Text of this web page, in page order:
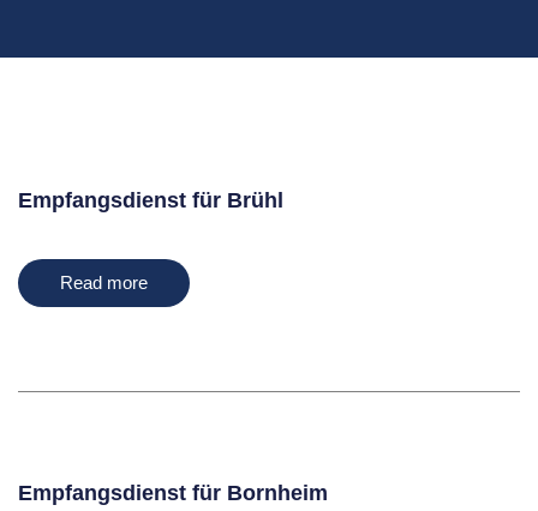
Empfangsdienst für Brühl
Read more
Empfangsdienst für Bornheim